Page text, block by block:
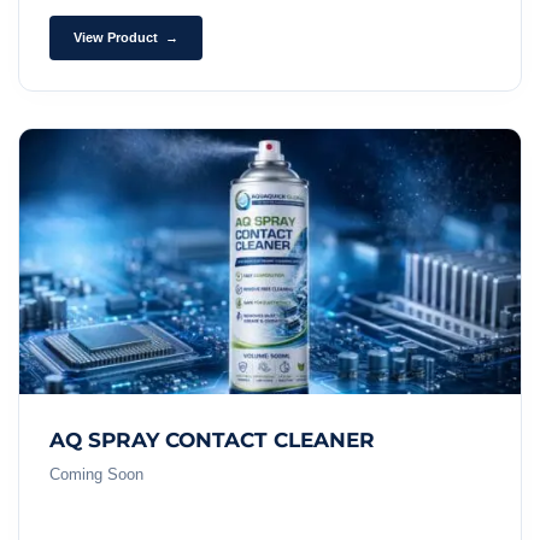
View Product →
AQ SPRAY CONTACT CLEANER
Coming Soon